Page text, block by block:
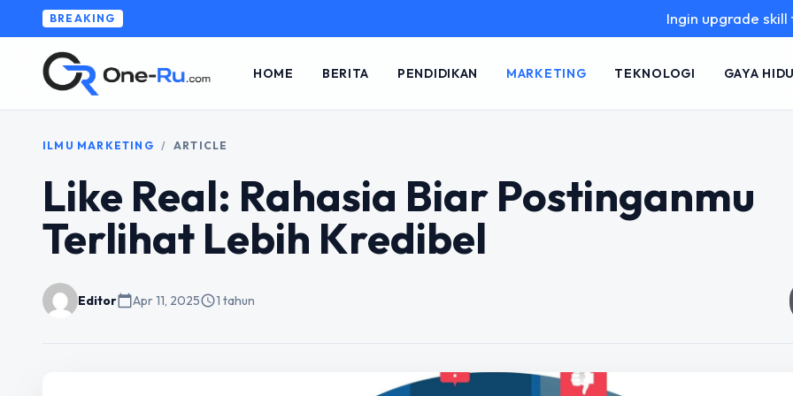
BREAKING Ingin upgrade skill tanpa
HOME BERITA PENDIDIKAN MARKETING TEKNOLOGI GAYA
ILMU MARKETING / ARTICLE
Like Real: Rahasia Biar Postinganmu
Terlihat Lebih Kredibel
Editorcalendar_todayApr 11, 2025schedule1 tahun